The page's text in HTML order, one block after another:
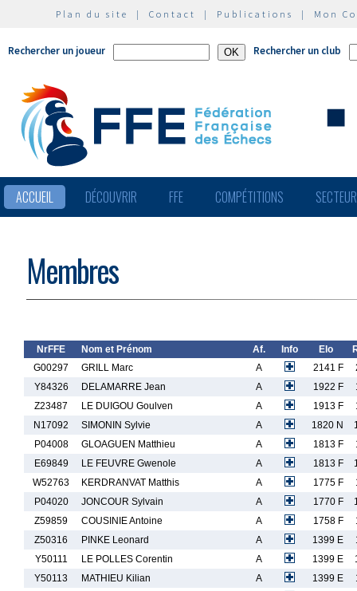
Plan du site | Contact | Publications | Mon
Rechercher un joueur Rechercher un club
ACCUEIL DÉCOUVRIR FFE COMPÉTITIONS
Membres
NrFFE Nom et Prénom Af. Info Elo
G00297
GRILL Marc A 2141 F
Y84326
DELAMARRE Jean A 1922 F
Z23487
LE DUIGOU Goulven A 1913 F
N17092
SIMONIN Sylvie A 1820 N
P04008
GLOAGUEN Matthieu A 1813 F
E69849
LE FEUVRE Gwenole A 1813 F
W52763
KERDRANVAT Matthis A 1775 F
P04020
JONCOUR Sylvain A 1770 F
Z59859
COUSINIE Antoine A 1758 F
Z50316
PINKE Leonard A 1399 E
Y50111
LE POLLES Corentin A 1399 E
Y50113
MATHIEU Kilian A 1399 E